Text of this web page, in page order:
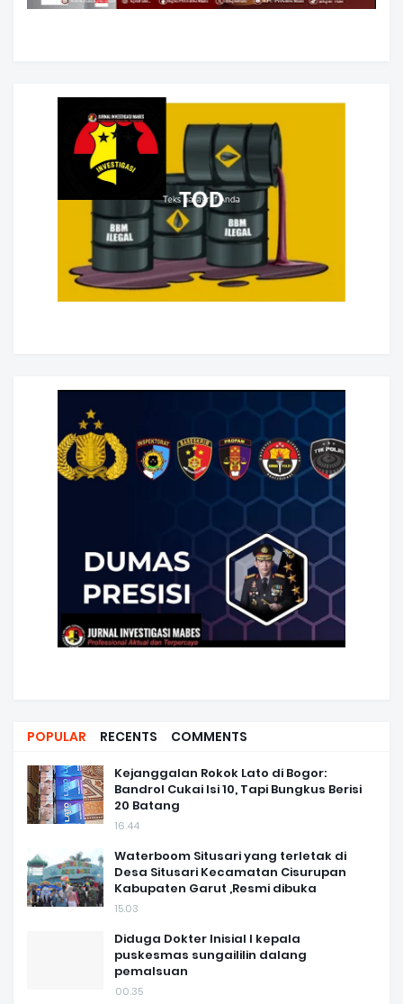
POPULAR RECENTS COMMENTS
Kejanggalan Rokok Lato di Bogor:
Bandrol Cukai Isi 10, Tapi Bungkus Berisi
20 Batang
16.44
Waterboom Situsari yang terletak di
Desa Situsari Kecamatan Cisurupan
Kabupaten Garut ,Resmi dibuka
15.03
Diduga Dokter Inisial I kepala
puskesmas sungaililin dalang
pemalsuan
00.35